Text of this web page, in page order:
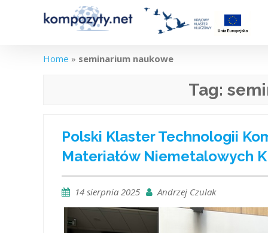
Home » seminarium naukowe
Tag:
Polski Klaster Technologii
Materiałów Niemetalowych
14 sierpnia 2025 Andrzej Czulak